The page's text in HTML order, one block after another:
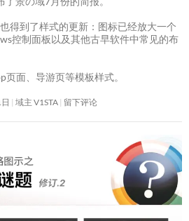
得到了样式的更新：图标已经放大一个
控制面板以及其他古早软件中常见的布
面、导游页等模板样式。
域主 V1STA 留下评论